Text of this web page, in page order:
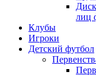
лиц
Клубы
Игроки
Детский футбол